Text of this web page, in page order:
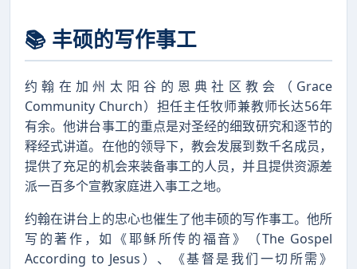
📚 丰硕的写作事工
约翰在加州太阳谷的恩典社区教会（Grace
Community Church）担任主任牧师兼教师长达56年
有余。他讲台事工的重点是对圣经的细致研究和逐节的
释经式讲道。在他的领导下，教会发展到数千名成员，
提供了充足的机会来装备事工的人员，并且提供资源差
派一百多个宣教家庭进入事工之地。
约翰在讲台上的忠心也催生了他丰硕的写作事工。他所
写的著作，如《耶稣所传的福音》（The Gospel
According to Jesus）、《基督是我们一切所需》